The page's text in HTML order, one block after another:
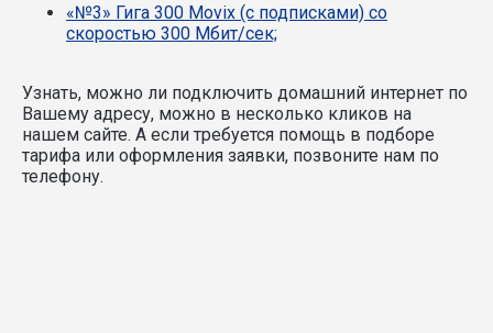
«№3» Гига 300 Movix (с подписками) со
скоростью 300 Мбит/сек;
Узнать, можно ли подключить домашний интернет по
Вашему адресу, можно в несколько кликов на
нашем сайте. А если требуется помощь в подборе
тарифа или оформления заявки, позвоните нам по
телефону.